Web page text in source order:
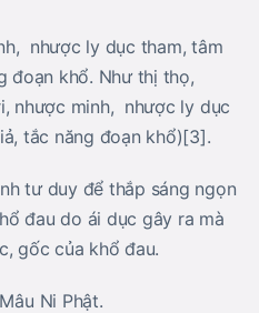
nhược ly dục tham, tâm
đoạn khổ. Như thị thọ,
nhược minh, nhược ly dục
tắc năng đoạn khổ)[3].
tư duy để thắp sáng ngọn
đau do ái dục gây ra mà
gốc của khổ đau.
Ni Phật.